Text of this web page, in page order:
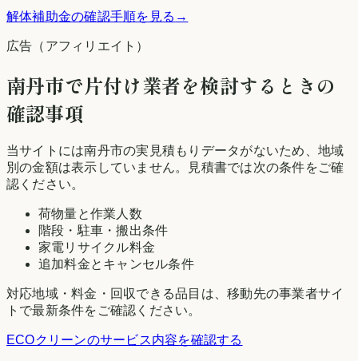
解体補助金の確認手順を見る →
広告（アフィリエイト）
南丹市で片付け業者を検討するときの
確認事項
当サイトには南丹市の実見積もりデータがないため、地域
別の金額は表示していません。見積書では次の条件をご確
認ください。
荷物量と作業人数
階段・駐車・搬出条件
家電リサイクル料金
追加料金とキャンセル条件
対応地域・料金・回収できる品目は、移動先の事業者サイ
トで最新条件をご確認ください。
ECOクリーンのサービス内容を確認する